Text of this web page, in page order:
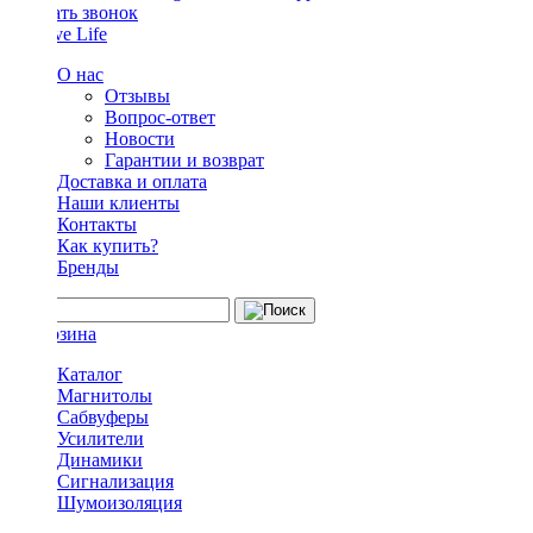
Заказать звонок
О нас
Отзывы
Вопрос-ответ
Новости
Гарантии и возврат
Доставка и оплата
Наши клиенты
Контакты
Как купить?
Бренды
Каталог
Магнитолы
Сабвуферы
Усилители
Динамики
Сигнализация
Шумоизоляция